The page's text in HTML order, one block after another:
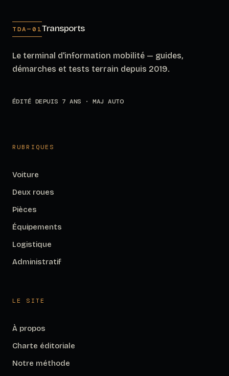
TDA—01Transports
Le terminal d'information mobilité — guides,
démarches et tests terrain depuis 2019.
ÉDITÉ DEPUIS 7 ANS · MAJ AUTO
RUBRIQUES
Voiture
Deux roues
Pièces
Équipements
Logistique
Administratif
LE SITE
À propos
Charte éditoriale
Notre méthode